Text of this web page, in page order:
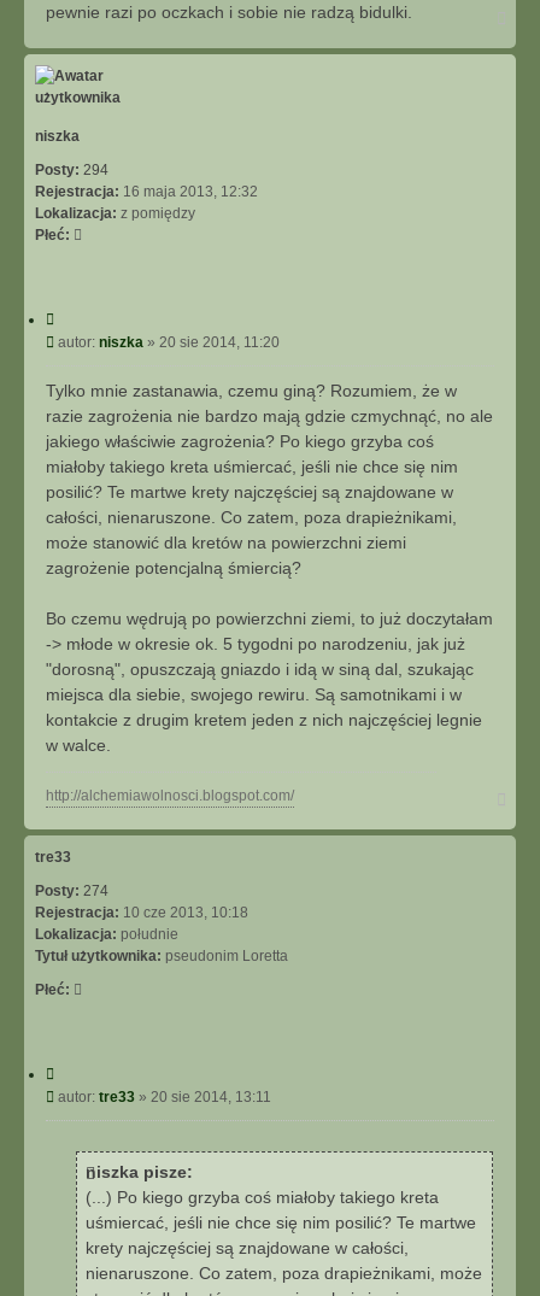
pewnie razi po oczkach i sobie nie radzą bidulki.
g
niszka
Posty: 294
Rejestracja: 16 maja 2013, 12:32
Lokalizacja: z pomiędzy
Płeć:
y
j
P
s
autor: niszka » 20 sie 2014, 11:20
Tylko mnie zastanawia, czemu giną? Rozumiem, że w
razie zagrożenia nie bardzo mają gdzie czmychnąć, no ale
jakiego właściwie zagrożenia? Po kiego grzyba coś
miałoby takiego kreta uśmiercać, jeśli nie chce się nim
posilić? Te martwe krety najczęściej są znajdowane w
całości, nienaruszone. Co zatem, poza drapieżnikami,
może stanowić dla kretów na powierzchni ziemi
zagrożenie potencjalną śmiercią?
Bo czemu wędrują po powierzchni ziemi, to już doczytałam
-> młode w okresie ok. 5 tygodni po narodzeniu, jak już
"dorosną", opuszczają gniazdo i idą w siną dal, szukając
miejsca dla siebie, swojego rewiru. Są samotnikami i w
kontakcie z drugim kretem jeden z nich najczęściej legnie
w walce.
http://alchemiawolnosci.blogspot.com/
g
tre33
Posty: 274
Rejestracja: 10 cze 2013, 10:18
Lokalizacja: południe
Tytuł użytkownika: pseudonim Loretta
Płeć:
yP
o
autor: tre33 » 20 sie 2014, 13:11
niszka pisze:
(...) Po kiego grzyba coś miałoby takiego kreta
uśmiercać, jeśli nie chce się nim posilić? Te martwe
krety najczęściej są znajdowane w całości,
nienaruszone. Co zatem, poza drapieżnikami, może